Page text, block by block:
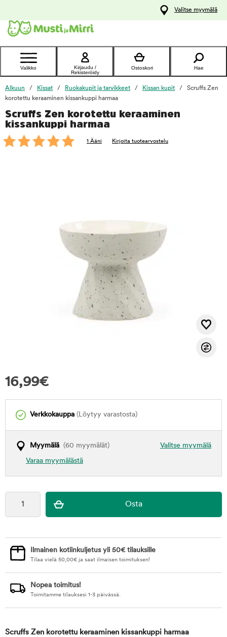
Ota yhteyttä
asiakaspalveluun
Valitse myymälä
Valikko
Kirjaudu /
Rekisteröidy
Ostoskori Hae
Alkuun Kissat Ruokakupit ja tarvikkeet Kissan kupit
Scruffs Zen
korotettu keraaminen kissankuppi harmaa
Scruffs Zen korotettu keraaminen
kissankuppi harmaa
1 Ääni Kirjoita tuotearvostelu
16,99€
Verkkokauppa (Löytyy varastosta)
Valitse myymälä
Myymälä (60 myymälät)
Varaa myymälästä
foo
Ilmainen kotiinkuljetus yli 50€ tilauksille
Tilaa vielä 50,00€ ja saat ilmaisen toimituksen!
Nopea toimitus!
Toimitamme tilauksesi 1-3 päivässä.
Scruffs Zen korotettu keraaminen kissankuppi harmaa